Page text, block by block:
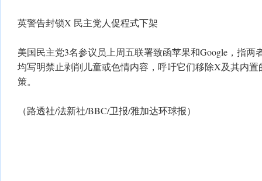
英警告封锁X 民主党人促程式下架
美国民主党3名参议员上周五联署致函苹果和Google，指两
均写明禁止剥削儿童或色情内容，呼吁它们移除X及其内
策。
（路透社/法新社/BBC/卫报/雅加达环球报）